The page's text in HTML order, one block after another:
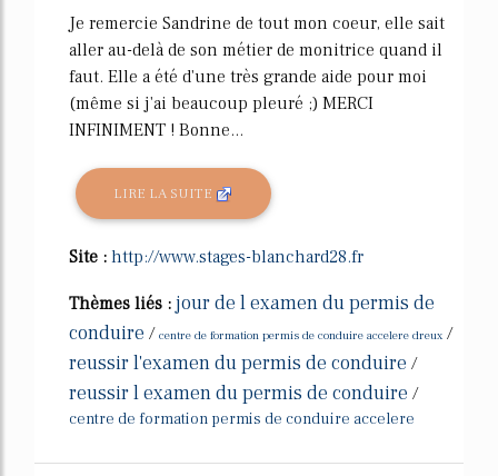
Je remercie Sandrine de tout mon coeur, elle sait
aller au-delà de son métier de monitrice quand il
faut. Elle a été d'une très grande aide pour moi
(même si j'ai beaucoup pleuré ;) MERCI
INFINIMENT ! Bonne...
LIRE LA SUITE
Site : http://www.stages-blanchard28.fr
Thèmes liés : jour de l examen du permis de
conduire / centre de formation permis de conduire accelere dreux /
reussir l'examen du permis de conduire /
reussir l examen du permis de conduire /
centre de formation permis de conduire accelere